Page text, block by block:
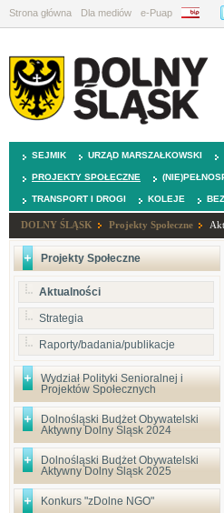
Strona główna Dla mediów e-Puap BIP
SEJMIK URZĄD MARSZAŁKOWSKI
PROJEKTY SPOŁECZNE
TRANSPORT I DROGI KOLEJE
DOLNY ŚLĄSK Projekty Społeczne
Projekty Społeczne
Aktualności
Strategia
Raporty/badania/publikacje
Wydział Polityki Senioralnej i
Projektów Społecznych
Dolnośląski Budżet Obywatelski
Aktywny Dolny Śląsk 2024
Dolnośląski Budżet Obywatelski
Aktywny Dolny Śląsk 2025
Konkurs "zDolne NGO"